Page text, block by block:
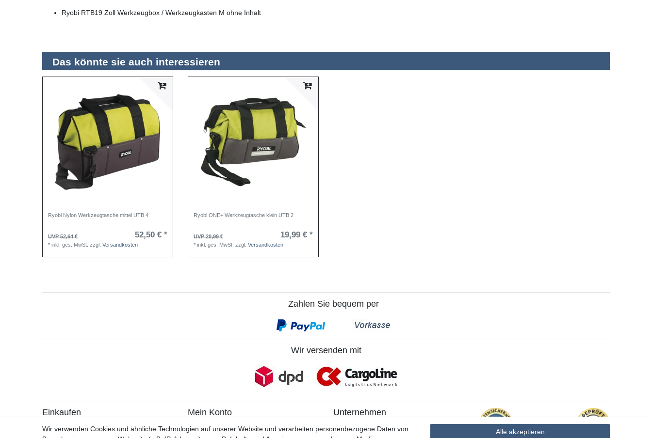
Ryobi RTB19 Zoll Werkzeugbox / Werkzeugkasten M ohne Inhalt
Das könnte sie auch interessieren
Ryobi Nylon Werkzeugtasche mittel UTB 4
UVP 52,64 € 52,50 € *
*inkl. ges. MwSt. zzgl.Versandkosten
Ryobi ONE+ Werkzeugtasche klein UTB 2
UVP 20,99 € 19,99 € *
*inkl. ges. MwSt. zzgl.Versandkosten
Zahlen Sie bequem per
Wir versenden mit
Einkaufen
> Zahlungsarten
> Versandarten & -kosten
Mein Konto
> Registrieren
> Login
Unternehmen
> Kontakt
> Datenschutzerklärung
Wir verwenden Cookies und ähnliche Technologien auf unserer Website und verarbeiten personenbezogene Daten von
Alle akzeptieren